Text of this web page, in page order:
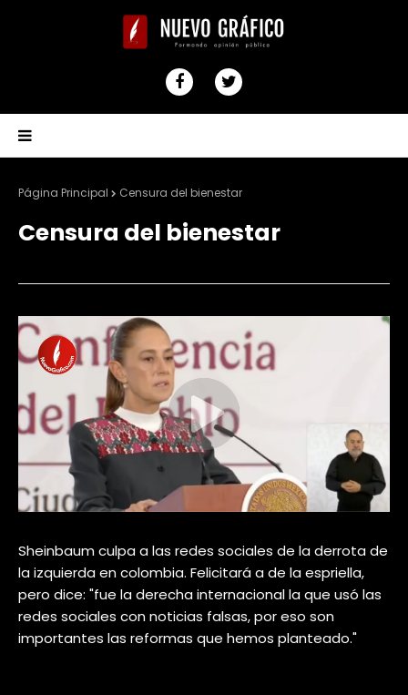
Página Principal Censura del bienestar
Censura del bienestar
Sheinbaum culpa a las redes sociales de la derrota de
la izquierda en colombia. Felicitará a de la espriella,
pero dice: "fue la derecha internacional la que usó las
redes sociales con noticias falsas, por eso son
importantes las reformas que hemos planteado."